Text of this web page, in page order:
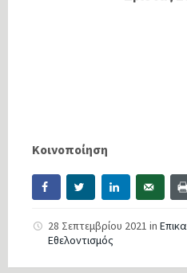
Κοινοποίηση
28 Σεπτεμβρίου 2021 in
Εθελοντισμός